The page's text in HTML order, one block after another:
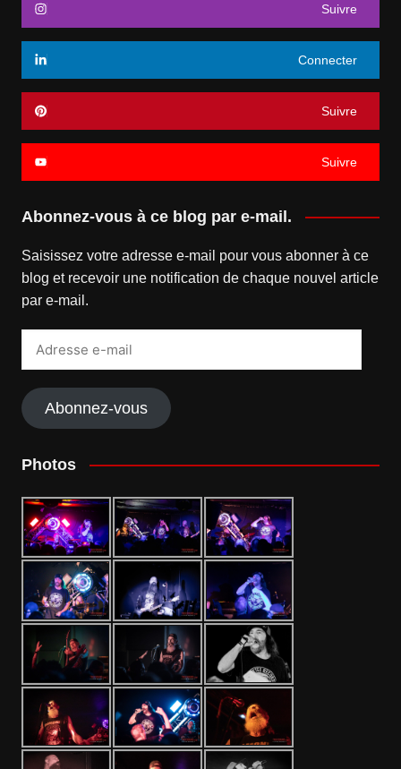
Suivre
Connecter
Suivre
Suivre
Abonnez-vous à ce blog par e-mail.
Saisissez votre adresse e-mail pour vous abonner à ce
blog et recevoir une notification de chaque nouvel article
par e-mail.
Abonnez-vous
Photos